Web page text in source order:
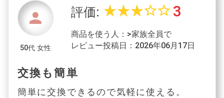
person
50代 女性
評価: star_ratestar_ratestar_ratestar_borderstar_border 3
商品を使う人：>家族全員で
レビュー投稿日：2026年06月17日
交換も簡単
簡単に交換できるので気軽に使える。